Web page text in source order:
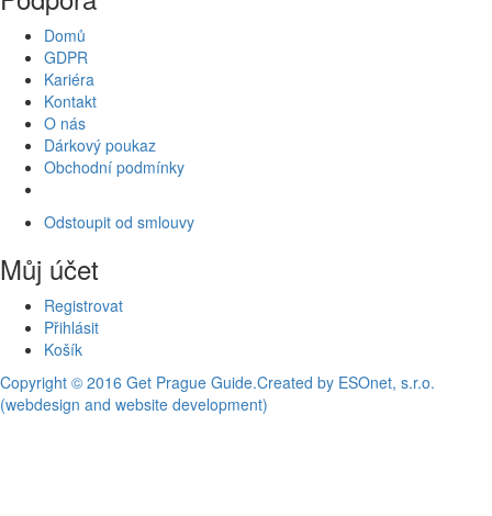
Domů
GDPR
Kariéra
Kontakt
O nás
Dárkový poukaz
Obchodní podmínky
Odstoupit od smlouvy
Můj účet
Registrovat
Přihlásit
Košík
Copyright © 2016 Get Prague Guide.Created by ESOnet, s.r.o.
(webdesign and website development)